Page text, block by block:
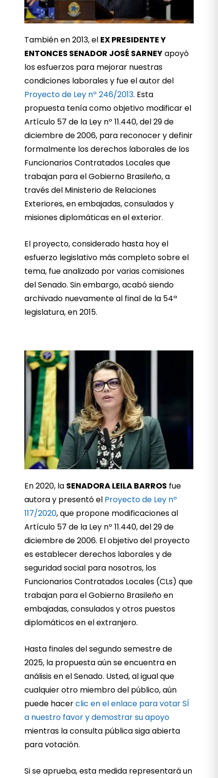
También en 2013, el EX PRESIDENTE Y
ENTONCES SENADOR JOSÉ SARNEYapoyó
los esfuerzos para mejorar nuestras
condiciones laborales y fue el autor del
Proyecto de Ley nº 246/2013. Esta
propuesta tenía como objetivo modificar el
Artículo 57 de la Ley nº 11.440, del 29 de
diciembre de 2006, para reconocer y definir
formalmente los derechos laborales de los
Funcionarios Contratados Locales que
trabajan para el Gobierno Brasileño, a
través del Ministerio de Relaciones
Exteriores, en embajadas, consulados y
misiones diplomáticas en el exterior.
El proyecto, considerado hasta hoy el
esfuerzo legislativo más completo sobre el
tema, fue analizado por varias comisiones
del Senado. Sin embargo, acabó siendo
archivado nuevamente al final de la 54ª
legislatura, en 2015.
En 2020, la SENADORA LEILA BARROS fue
autora y presentó el Proyecto de Ley nº
117/2020, que propone modificaciones al
Artículo 57 de la Ley nº 11.440, del 29 de
diciembre de 2006. El objetivo del proyecto
es establecer derechos laborales y de
seguridad social para nosotros, los
Funcionarios Contratados Locales (CLs) que
trabajan para el Gobierno Brasileño en
embajadas, consulados y otros puestos
diplomáticos en el extranjero.
Hasta finales del segundo semestre de
2025, la propuesta aún se encuentra en
análisis en el Senado. Usted, al igual que
cualquier otro miembro del público, aún
puede hacerclic en el enlace para votar SÍ
a nuestro favor y demostrar su apoyo
mientras la consulta pública siga abierta
para votación.
Si se aprueba, esta medida representará un